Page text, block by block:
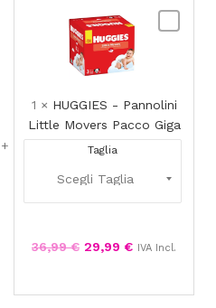
Movers
Pacco
Giga
1 × HUGGIES - Pannolini
Little Movers Pacco Giga
Taglia
36,99€ 29,99 € IVA Incl.